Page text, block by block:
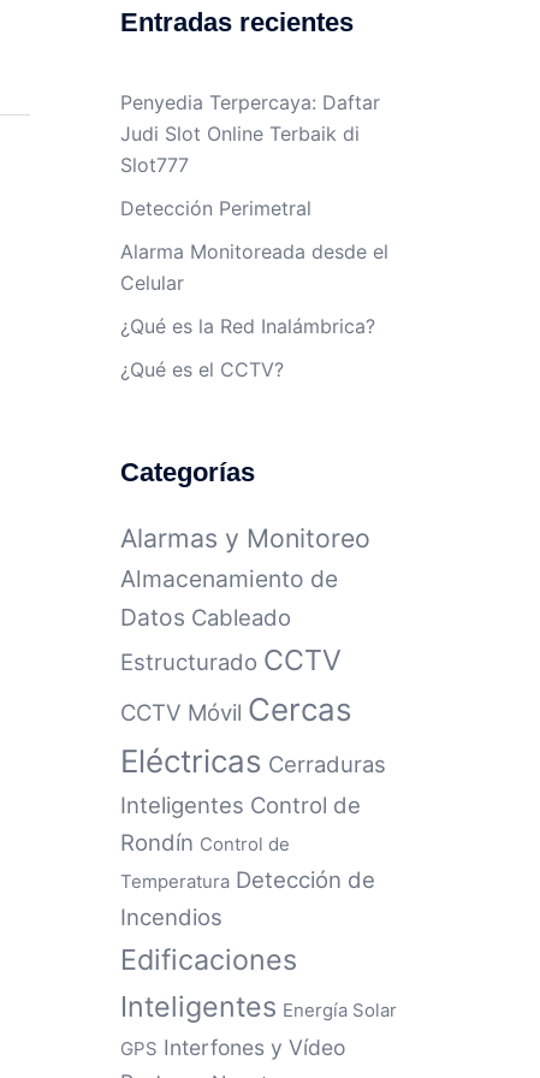
Entradas recientes
Penyedia Terpercaya: Daftar
Judi Slot Online Terbaik di
Slot777
Detección Perimetral
Alarma Monitoreada desde el
Celular
¿Qué es la Red Inalámbrica?
¿Qué es el CCTV?
Categorías
Alarmas y Monitoreo
Almacenamiento de
Datos Cableado
Estructurado CCTV
CCTV Móvil Cercas
Eléctricas Cerraduras
Inteligentes Control de
Rondín Control de
Temperatura Detección de
Incendios
Edificaciones
Inteligentes Energía Solar
GPS Interfones y Vídeo